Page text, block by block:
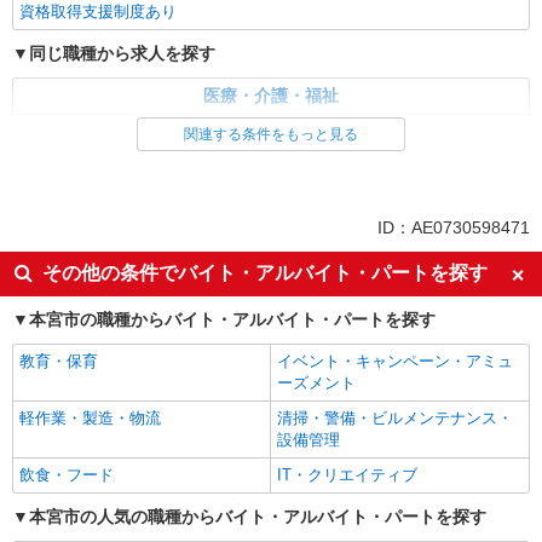
資格取得支援制度あり
同じ職種から求人を探す
医療・介護・福祉
ボーナス・賞与あり
車通勤OK
交通費支給
社会保険あり
産休・育休取得実績あり
関連する条件をもっと見る
ID：AE0730598471
その他の条件でバイト・アルバイト・パートを探す
本宮市の職種からバイト・アルバイト・パートを探す
教育・保育
イベント・キャンペーン・アミュ
ーズメント
軽作業・製造・物流
清掃・警備・ビルメンテナンス・
設備管理
飲食・フード
IT・クリエイティブ
本宮市の人気の職種からバイト・アルバイト・パートを探す